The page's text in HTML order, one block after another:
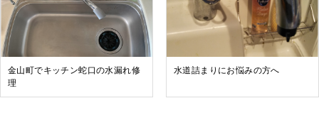
金山町でキッチン蛇口の水漏れ修
理
水道詰まりにお悩みの方へ